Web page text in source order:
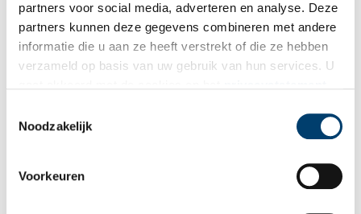
partners voor social media, adverteren en analyse. Deze
partners kunnen deze gegevens combineren met andere
informatie die u aan ze heeft verstrekt of die ze hebben
verzameld op basis van uw gebruik van hun services. U
Noodzakelijk
Voorkeuren
publiek domein.
Misleidend ‘Enkhuizer’?
De naam ‘Enkhuizer Almanak’ zet je wel op een verkeerd spoor,
volledige exemplaar uit 1686 draagt het wapen van Amsterdam.
In september 2015 heeft Uitgever Fransje Jonkert echter een zes
Enkhuizen bij Jan Potjen in 1680”.